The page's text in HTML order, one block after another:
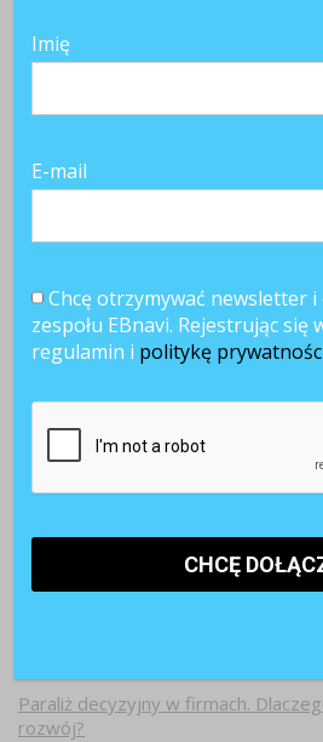
Paraliż decyzyjny w firmach.
rozwój?
Imię
E-mail
Chcę otrzymywać newsletter
zespołu EBnavi. Rejestrując się
regulamin i politykę